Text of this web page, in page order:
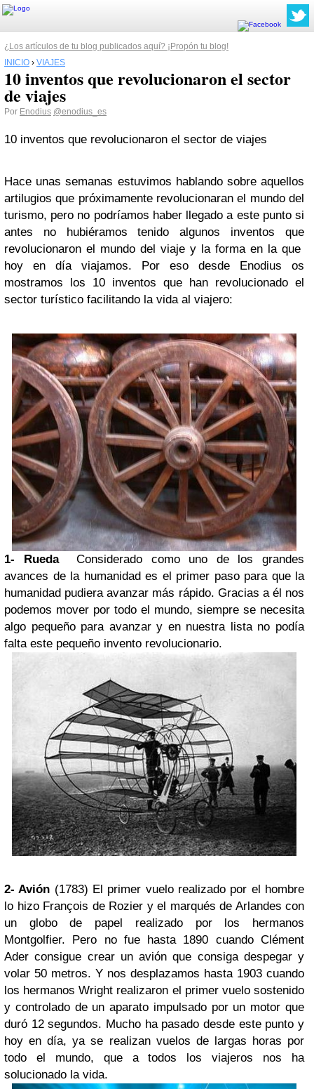
¿Los artículos de tu blog publicados aquí? ¡Propón tu blog!
INICIO › VIAJES
10 inventos que revolucionaron el sector
de viajes
Por Enodius @enodius_es
10 inventos que revolucionaron el sector de viajes
Hace unas semanas estuvimos hablando sobre aquellos
artilugios que próximamente revolucionaran el mundo del
turismo, pero no podríamos haber llegado a este punto si
antes no hubiéramos tenido algunos inventos que
revolucionaron el mundo del viaje y la forma en la que
hoy en día viajamos. Por eso desde Enodius os
mostramos los 10 inventos que han revolucionado el
sector turístico facilitando la vida al viajero:
1- Rueda
Considerado como uno de los grandes
avances de la humanidad es el primer paso para que la
humanidad pudiera avanzar más rápido. Gracias a él nos
podemos mover por todo el mundo, siempre se necesita
algo pequeño para avanzar y en nuestra lista no podía
falta este pequeño invento revolucionario.
2- Avión (1783) El primer vuelo realizado por el hombre
lo hizo François de Rozier y el marqués de Arlandes con
un globo de papel realizado por los hermanos
Montgolfier. Pero no fue hasta 1890 cuando Clément
Ader consigue crear un avión que consiga despegar y
volar 50 metros. Y nos desplazamos hasta 1903 cuando
los hermanos Wright realizaron el primer vuelo sostenido
y controlado de un aparato impulsado por un motor que
duró 12 segundos. Mucho ha pasado desde este punto y
hoy en día, ya se realizan vuelos de largas horas por
todo el mundo, que a todos los viajeros nos ha
solucionado la vida.